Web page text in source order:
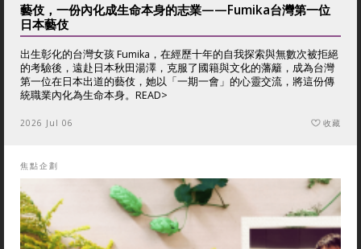
藝伎，一份內化成生命本身的志業——Fumika台灣第一位
日本藝伎
出生彰化的台灣女孩 Fumika，在經歷十年的自我探索與無數次被拒絕
的考驗後，遠赴日本秋田湯澤，克服了國籍與文化的藩籬，成為台灣
第一位在日本出道的藝伎，她以「一期一會」的心靈交流，將這份傳
統職業內化為生命本身。 READ>
2026 Jul 06 收藏
焦點企劃